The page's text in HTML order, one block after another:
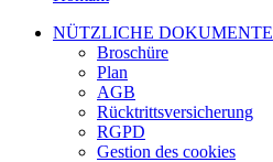
NÜTZLICHE DOKUMENTE
Broschüre
Plan
AGB
Rücktrittsversicherung
RGPD
Gestion des cookies